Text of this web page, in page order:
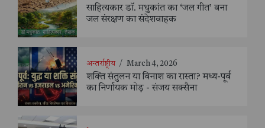
साहित्यकार डॉ. मधुकांत का ‘जल गीत’ बना
जल संरक्षण का संदेशवाहक
अन्तर्राष्ट्रीय / March 4, 2026
शक्ति संतुलन या विनाश का रास्ता? मध्य-पूर्व
का निर्णायक मोड़ - संजय सक्सैना